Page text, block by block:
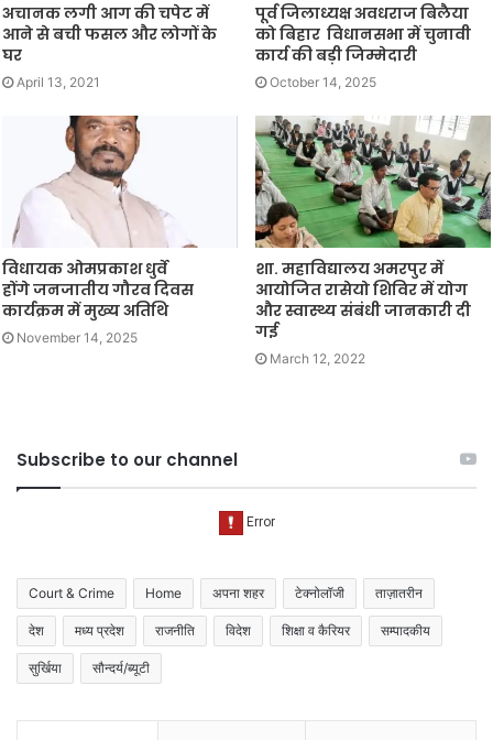
अचानक लगी आग की चपेट में
आने से बची फसल और लोगों के
घर
April 13, 2021
पूर्व जिलाध्यक्ष अवधराज बिलैया
को बिहार विधानसभा में चुनावी
कार्य की बड़ी जिम्मेदारी
October 14, 2025
विधायक ओमप्रकाश धुर्वे
होंगे जनजातीय गौरव दिवस
कार्यक्रम में मुख्य अतिथि
November 14, 2025
शा. महाविद्यालय अमरपुर में
आयोजित रासेयो शिविर में योग
और स्वास्थ्य संबंधी जानकारी दी
गई
March 12, 2022
Subscribe to our channel
Court & Crime Home अपना शहर टेक्नोलॉजी ताज़ातरीन
देश मध्य प्रदेश राजनीति विदेश शिक्षा व कैरियर सम्पादकीय
सुर्खिया सौन्दर्य/ब्यूटी